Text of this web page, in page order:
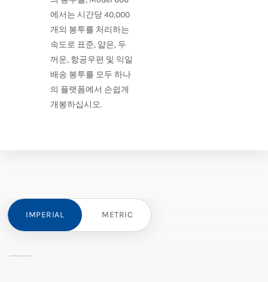
에서는 시간당 40,000
개의 봉투를 처리하는
속도로 표준, 얇은, 두
꺼운, 항공우편 및 익일
배송 봉투를 모두 하나
의 플랫폼에서 손쉽게
개봉하십시오.
IMPERIAL METRIC